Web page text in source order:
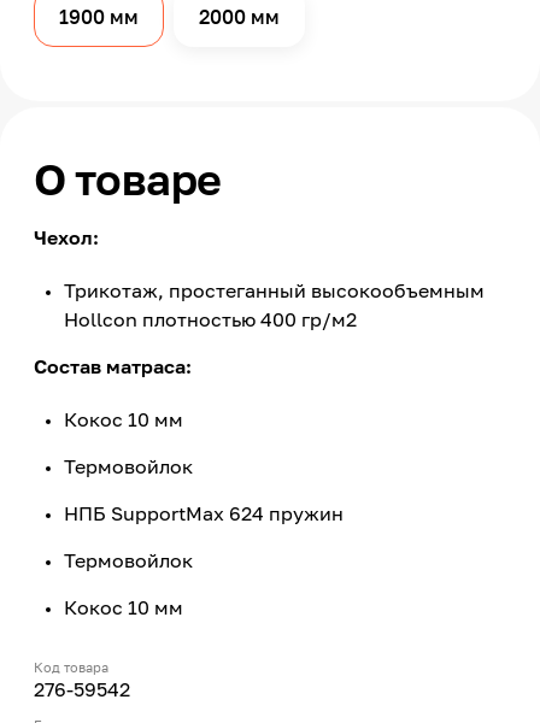
1900 мм 2000 мм
О товаре
Чехол:
Трикотаж, простеганный высокообъемным
Hollcon плотностью 400 гр/м2
Состав матраса:
Кокос 10 мм
Термовойлок
НПБ SupportMax 624 пружин
Термовойлок
Кокос 10 мм
Код товара
276-59542